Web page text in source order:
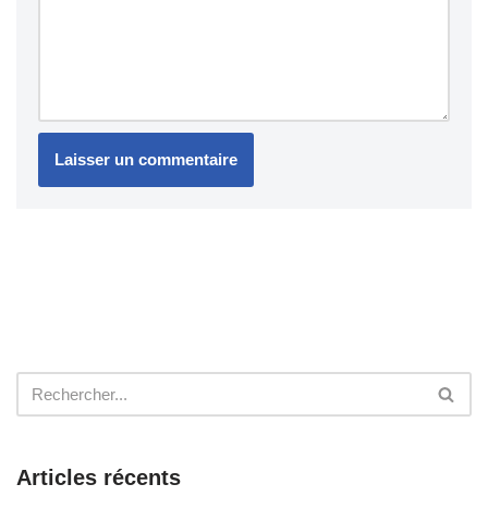
Articles récents